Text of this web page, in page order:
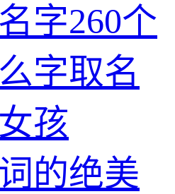
字260个
字取名
孩
的绝美